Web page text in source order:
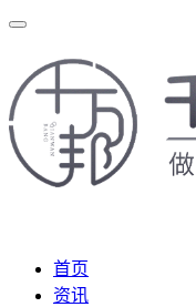
首页
资讯